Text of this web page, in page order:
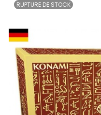
RUPTURE DE STOCK